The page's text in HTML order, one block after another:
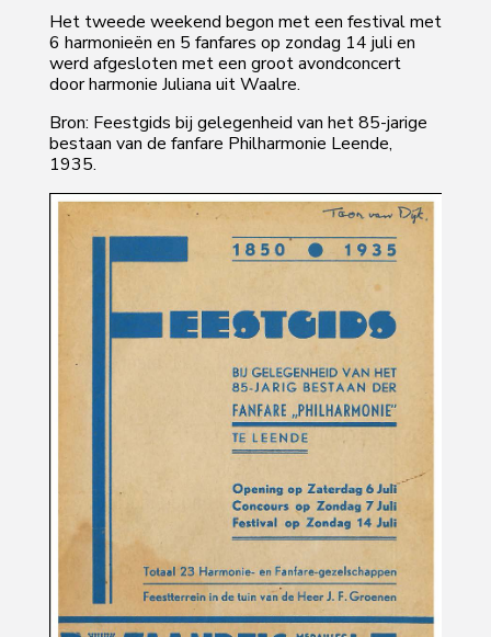
Het tweede weekend begon met een festival met
6 harmonieën en 5 fanfares op zondag 14 juli en
werd afgesloten met een groot avondconcert
door harmonie Juliana uit Waalre.
Bron: Feestgids bij gelegenheid van het 85-jarige
bestaan van de fanfare Philharmonie Leende,
1935.